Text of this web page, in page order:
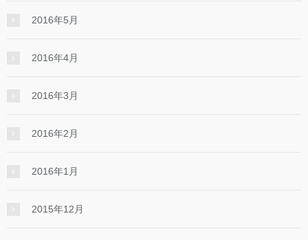
2016年5月
2016年4月
2016年3月
2016年2月
2016年1月
2015年12月